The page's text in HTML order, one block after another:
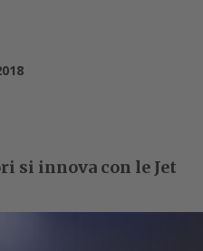
si innova con le Jet